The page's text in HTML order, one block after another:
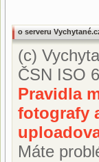
o serveru
(c)
ČSN ISO
Pravidla
fotografy
Máte